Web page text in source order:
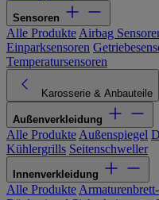
Sensoren
Alle Produkte Airbag
Einparksensoren
Temperatursensoren
Karosserie & Anbauteile
Außenverkleidung
Alle Produkte Außenspiegel
Kühlergrills Seitenschweller
Innenverkleidung
Alle Produkte